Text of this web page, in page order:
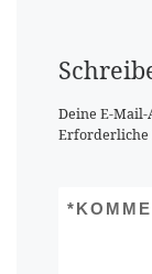
Deine E-
Erforderliche
*